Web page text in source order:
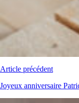
Article précédent
Joyeux anniversaire